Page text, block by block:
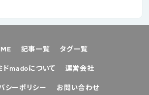
記事一覧 タグ一覧
ドmadoについて 運営会社
シーポリシー お問い合わせ